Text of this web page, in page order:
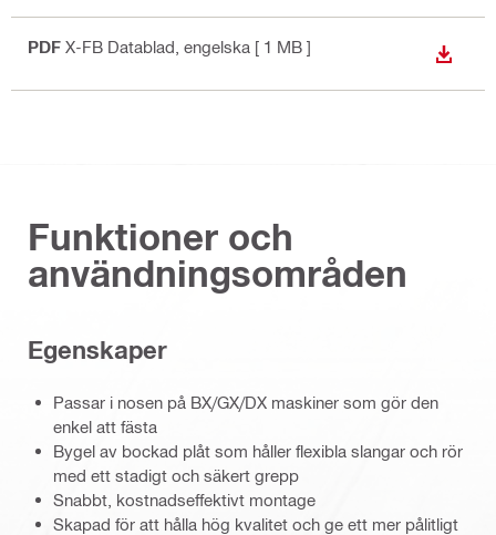
PDF X-FB Datablad , engelska [ 1 MB ]
LADDA
Funktioner och
användningsområden
Egenskaper
Passar i nosen på BX/GX/DX maskiner som gör den
enkel att fästa
Bygel av bockad plåt som håller flexibla slangar och rör
med ett stadigt och säkert grepp
Snabbt, kostnadseffektivt montage
Skapad för att hålla hög kvalitet och ge ett mer pålitligt